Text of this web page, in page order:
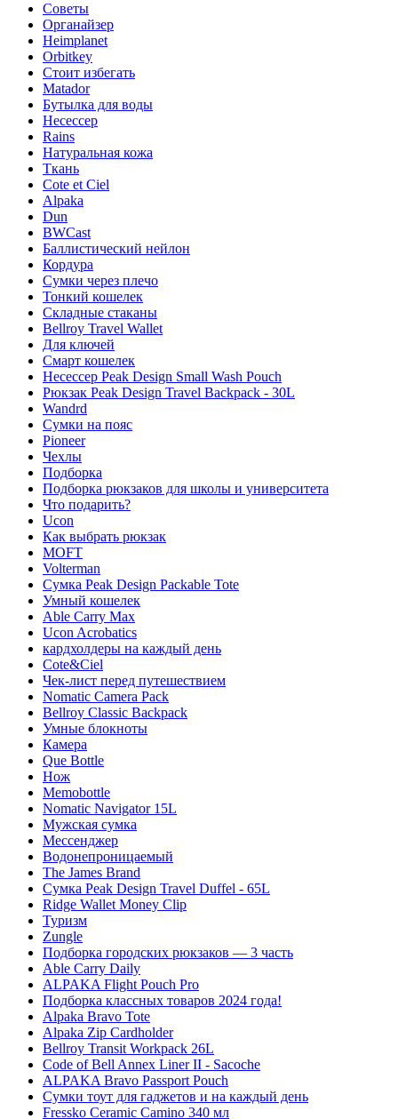
Советы
Органайзер
Heimplanet
Orbitkey
Стоит избегать
Matador
Бутылка для воды
Несессер
Rains
Натуральная кожа
Ткань
Cote et Ciel
Alpaka
Dun
BWCast
Баллистический нейлон
Кордура
Сумки через плечо
Тонкий кошелек
Складные стаканы
Bellroy Travel Wallet
Для ключей
Смарт кошелек
Несессер Peak Design Small Wash Pouch
Рюкзак Peak Design Travel Backpack - 30L
Wandrd
Сумки на пояс
Pioneer
Чехлы
Подборка
Подборка рюкзаков для школы и университета
Что подарить?
Ucon
Как выбрать рюкзак
MOFT
Volterman
Сумка Peak Design Packable Tote
Умный кошелек
Able Carry Max
Ucon Acrobatics
кардхолдеры на каждый день
Cote&Ciel
Чек-лист перед путешествием
Nomatic Camera Pack
Bellroy Classic Backpack
Умные блокноты
Камера
Que Bottle
Нож
Memobottle
Nomatic Navigator 15L
Мужская сумка
Мессенджер
Водонепроницаемый
The James Brand
Сумка Peak Design Travel Duffel - 65L
Ridge Wallet Money Clip
Туризм
Zungle
Подборка городских рюкзаков — 3 часть
Able Carry Daily
ALPAKA Flight Pouch Pro
Подборка классных товаров 2024 года!
Alpaka Bravo Tote
Alpaka Zip Cardholder
Bellroy Transit Workpack 26L
Code of Bell Annex Liner II - Sacoche
ALPAKA Bravo Passport Pouch
Сумки тоут для гаджетов и на каждый день
Fressko Ceramic Camino 340 мл